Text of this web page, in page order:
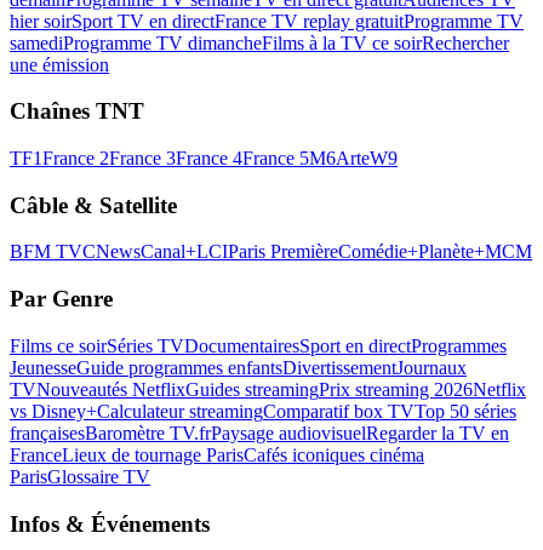
hier soirSport TV en directFrance TV replay gratuitProgramme TV
samediProgramme TV dimancheFilms à la TV ce soirRechercher
une émission
Chaînes TNT
TF1France 2France 3France 4France 5M6ArteW9
Câble & Satellite
BFM TVCNewsCanal+LCIParis PremièreComédie+Planète+MCM
Par Genre
Films ce soirSéries TVDocumentairesSport en directProgrammes
JeunesseGuide programmes enfantsDivertissementJournaux
TVNouveautés NetflixGuides streamingPrix streaming 2026Netflix
vs Disney+Calculateur streamingComparatif box TVTop 50 séries
françaisesBaromètre TV.frPaysage audiovisuelRegarder la TV en
FranceLieux de tournage ParisCafés iconiques cinéma
ParisGlossaire TV
Infos & Événements